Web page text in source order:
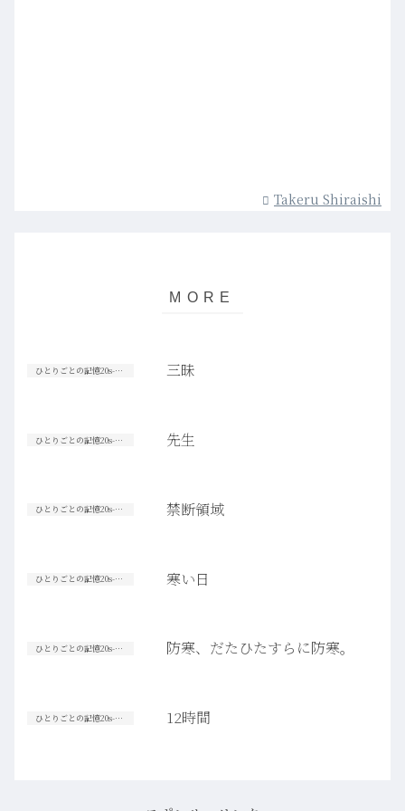
Takeru Shiraishi
ひとりごとの記憶20s-30s 三昧
ひとりごとの記憶20s-30s 先生
ひとりごとの記憶20s-30s 禁断領域
ひとりごとの記憶20s-30s 寒い日
ひとりごとの記憶20s-30s 防寒、だたひたすらに防寒。
ひとりごとの記憶20s-30s 12時間